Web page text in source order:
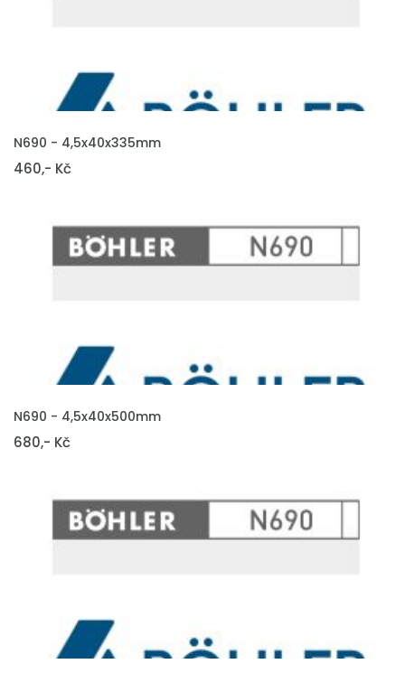
VLOŽIT DO KOŠÍKU
N690 - 4,5x40x335mm
460,- Kč
VLOŽIT DO KOŠÍKU
N690 - 4,5x40x500mm
680,- Kč